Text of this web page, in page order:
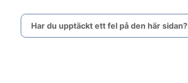
Har du upptäckt ett fel på den här sidan?